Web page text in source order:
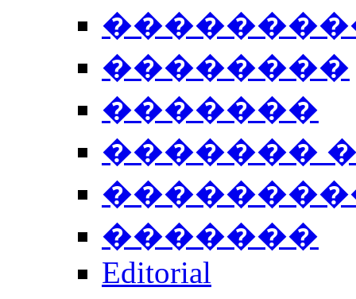
��������
�������
�������
�������
Editorial